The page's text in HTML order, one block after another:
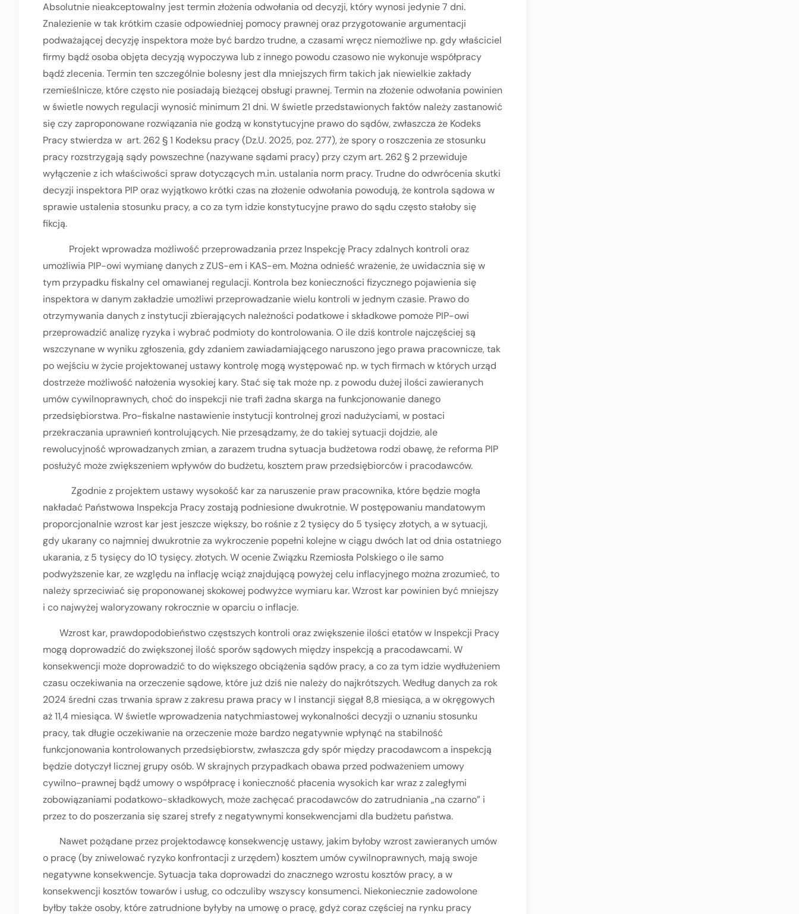
Absolutnie nieakceptowalny jest termin złożenia odwołania od decyzji, który wynosi jedynie 7 dni.
Znalezienie w tak krótkim czasie odpowiedniej pomocy prawnej oraz przygotowanie argumentacji
podważającej decyzję inspektora może być bardzo trudne, a czasami wręcz niemożliwe np. gdy właściciel
firmy bądź osoba objęta decyzją wypoczywa lub z innego powodu czasowo nie wykonuje współpracy
bądź zlecenia. Termin ten szczególnie bolesny jest dla mniejszych firm takich jak niewielkie zakłady
rzemieślnicze, które często nie posiadają bieżącej obsługi prawnej. Termin na złożenie odwołania powinien
w świetle nowych regulacji wynosić minimum 21 dni. W świetle przedstawionych faktów należy zastanowić
się czy zaproponowane rozwiązania nie godzą w konstytucyjne prawo do sądów, zwłaszcza że Kodeks
Pracy stwierdza w art. 262 § 1 Kodeksu pracy (Dz.U. 2025, poz. 277), że spory o roszczenia ze stosunku
pracy rozstrzygają sądy powszechne (nazywane sądami pracy) przy czym art. 262 § 2 przewiduje
wyłączenie z ich właściwości spraw dotyczących m.in. ustalania norm pracy. Trudne do odwrócenia skutki
decyzji inspektora PIP oraz wyjątkowo krótki czas na złożenie odwołania powodują, że kontrola sądowa w
sprawie ustalenia stosunku pracy, a co za tym idzie konstytucyjne prawo do sądu często stałoby się
fikcją.
Projekt wprowadza możliwość przeprowadzania przez Inspekcję Pracy zdalnych kontroli oraz
umożliwia PIP-owi wymianę danych z ZUS-em i KAS-em. Można odnieść wrażenie, że uwidacznia się w
tym przypadku fiskalny cel omawianej regulacji. Kontrola bez konieczności fizycznego pojawienia się
inspektora w danym zakładzie umożliwi przeprowadzanie wielu kontroli w jednym czasie. Prawo do
otrzymywania danych z instytucji zbierających należności podatkowe i składkowe pomoże PIP-owi
przeprowadzić analizę ryzyka i wybrać podmioty do kontrolowania. O ile dziś kontrole najczęściej są
wszczynane w wyniku zgłoszenia, gdy zdaniem zawiadamiającego naruszono jego prawa pracownicze, tak
po wejściu w życie projektowanej ustawy kontrolę mogą występować np. w tych firmach w których urząd
dostrzeże możliwość nałożenia wysokiej kary. Stać się tak może np. z powodu dużej ilości zawieranych
umów cywilnoprawnych, choć do inspekcji nie trafi żadna skarga na funkcjonowanie danego
przedsiębiorstwa. Pro-fiskalne nastawienie instytucji kontrolnej grozi nadużyciami, w postaci
przekraczania uprawnień kontrolujących. Nie przesądzamy, że do takiej sytuacji dojdzie, ale
rewolucyjność wprowadzanych zmian, a zarazem trudna sytuacja budżetowa rodzi obawę, że reforma PIP
posłużyć może zwiększeniem wpływów do budżetu, kosztem praw przedsiębiorców i pracodawców.
Zgodnie z projektem ustawy wysokość kar za naruszenie praw pracownika, które będzie mogła
nakładać Państwowa Inspekcja Pracy zostają podniesione dwukrotnie. W postępowaniu mandatowym
proporcjonalnie wzrost kar jest jeszcze większy, bo rośnie z 2 tysięcy do 5 tysięcy złotych, a w sytuacji,
gdy ukarany co najmniej dwukrotnie za wykroczenie popełni kolejne w ciągu dwóch lat od dnia ostatniego
ukarania, z 5 tysięcy do 10 tysięcy. złotych. W ocenie Związku Rzemiosła Polskiego o ile samo
podwyższenie kar, ze względu na inflację wciąż znajdującą powyżej celu inflacyjnego można zrozumieć, to
należy sprzeciwiać się proponowanej skokowej podwyżce wymiaru kar. Wzrost kar powinien być mniejszy
i co najwyżej waloryzowany rokrocznie w oparciu o inflacje.
Wzrost kar, prawdopodobieństwo częstszych kontroli oraz zwiększenie ilości etatów w Inspekcji Pracy
mogą doprowadzić do zwiększonej ilość sporów sądowych między inspekcją a pracodawcami. W
konsekwencji może doprowadzić to do większego obciążenia sądów pracy, a co za tym idzie wydłużeniem
czasu oczekiwania na orzeczenie sądowe, które już dziś nie należy do najkrótszych. Według danych za rok
2024 średni czas trwania spraw z zakresu prawa pracy w I instancji sięgał 8,8 miesiąca, a w okręgowych
aż 11,4 miesiąca. W świetle wprowadzenia natychmiastowej wykonalności decyzji o uznaniu stosunku
pracy, tak długie oczekiwanie na orzeczenie może bardzo negatywnie wpłynąć na stabilność
funkcjonowania kontrolowanych przedsiębiorstw, zwłaszcza gdy spór między pracodawcom a inspekcją
będzie dotyczył licznej grupy osób. W skrajnych przypadkach obawa przed podważeniem umowy
cywilno-prawnej bądź umowy o współpracę i konieczność płacenia wysokich kar wraz z zaległymi
zobowiązaniami podatkowo-składkowych, może zachęcać pracodawców do zatrudniania „na czarno” i
przez to do poszerzania się szarej strefy z negatywnymi konsekwencjami dla budżetu państwa.
Nawet pożądane przez projektodawcę konsekwencję ustawy, jakim byłoby wzrost zawieranych umów
o pracę (by zniwelować ryzyko konfrontacji z urzędem) kosztem umów cywilnoprawnych, mają swoje
negatywne konsekwencje. Sytuacja taka doprowadzi do znacznego wzrostu kosztów pracy, a w
konsekwencji kosztów towarów i usług, co odczuliby wszyscy konsumenci. Niekoniecznie zadowolone
byłby także osoby, które zatrudnione byłyby na umowę o pracę, gdyż coraz częściej na rynku pracy